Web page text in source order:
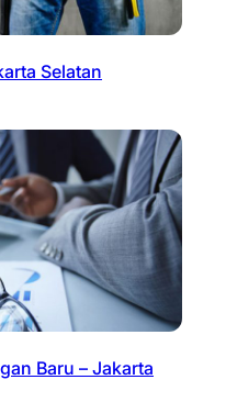
Selatan
Baru – Jakarta